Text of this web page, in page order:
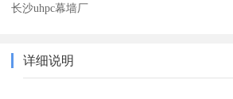
长沙uhpc幕墙厂
详细说明